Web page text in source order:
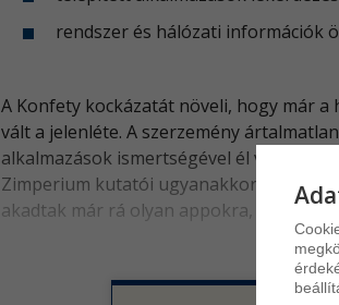
rendszer és hálózati információk
A Konfety kockázatát növeli, hogy már
vált a jelenléte. A szerzemény
alkalmazások ismertségével él vissza,
Zimperium kutatói ugyanakkor arra is
akadtak már rá olyan appokra, amelyek